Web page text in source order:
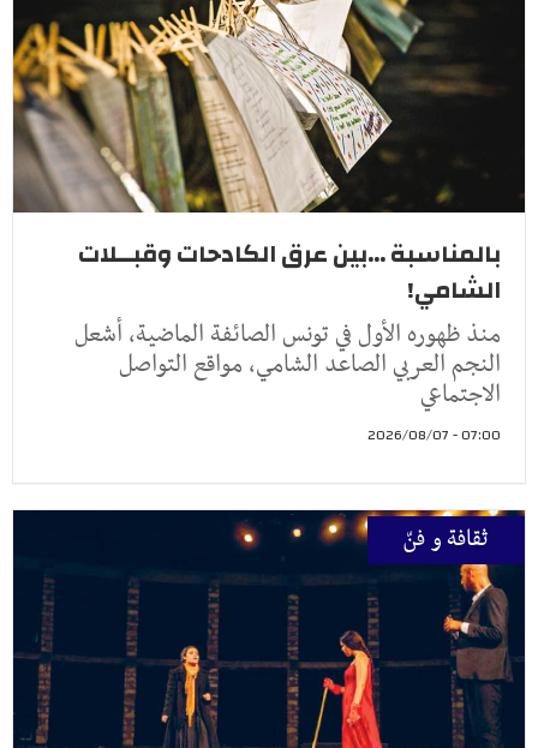
بالمناسبة ...بين عرق الكادحات وقبــلات
الشامي!
منذ ظهوره الأول في تونس الصائفة الماضية، أشعل
النجم العربي الصاعد الشامي، مواقع التواصل
الاجتماعي
07:00 - 2026/08/07
ثقافة و فنّ